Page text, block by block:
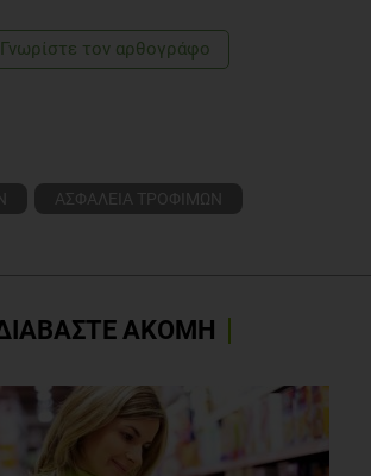
Γνωρίστε τoν αρθογράφο
ΑΣΦΑΛΕΙΑ ΤΡΟΦΙΜΩΝ
ΑΚΟΜΗ